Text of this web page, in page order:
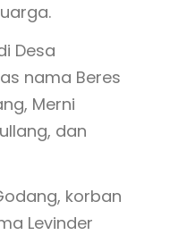
Desa
nama Beres
Merni
dan
korban
Levinder